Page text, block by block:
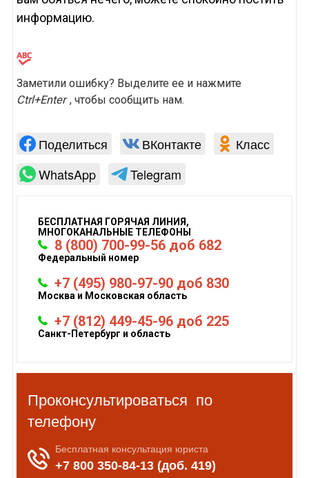
информацию.
Заметили ошибку? Выделите ее и нажмите
Ctrl+Enter , чтобы сообщить нам.
Поделиться ВКонтакте
Класс
WhatsApp
Telegram
БЕСПЛАТНАЯ ГОРЯЧАЯ ЛИНИЯ,
МНОГОКАНАЛЬНЫЕ ТЕЛЕФОНЫ
8 (800) 700-99-56 доб 682
Федеральный номер
+7 (495) 980-97-90 доб 830
Москва и Московская область
+7 (812) 449-45-96 доб 225
Санкт-Петербург и область